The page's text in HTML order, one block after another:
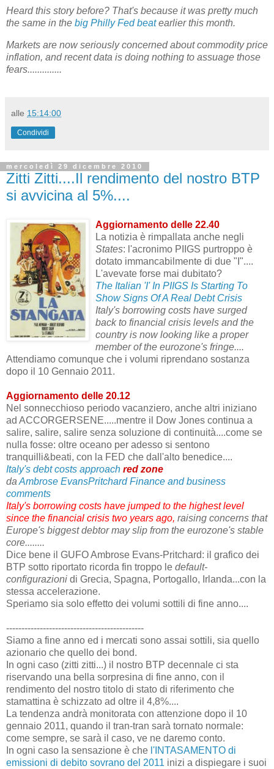
Heard this story before? That's because it was pretty much
the same in the big Philly Fed beatearlier this month.
Markets are now seriously concerned about commodity price
inflation, and recent data is doing nothing to assuage those
fears..............
alle 15:14:00
Condividi
mercoledì 29 dicembre 2010
Zitti Zitti....Il rendimento del nostro BTP
si avvicina al 5%....
Aggiornamento delle 22.40
La notizia è rimpallata anche negli
States: l'acronimo PIIGS purtroppo è
dotato immancabilmente di due "I"....
L'avevate forse mai dubitato?
The Italian 'I' In PIIGS Is Starting To
Show Signs Of A Real Debt Crisis
Italy's borrowing costs have surged
back to financial crisis levels and the
country is now looking like a proper
member of the eurozone's fringe....
Attendiamo comunque che i volumi riprendano sostanza
dopo il 10 Gennaio 2011.
Aggiornamento delle 20.12
Nel sonnecchioso periodo vacanziero, anche altri iniziano
ad ACCORGERSENE.....mentre il Dow Jones continua a
salire, salire, salire senza soluzione di continuità....come se
nulla fosse: oltre oceano per adesso si sentono
tranquilli&beati, con la FED che dall'alto benedice....
Italy's debt costs approach red zone
da Ambrose EvansPritchard Finance and business
comments
Italy's borrowing costs have jumped to the highest level
since the financial crisis two years ago, raising concerns that
Europe's biggest debtor may slip from the eurozone's stable
core........
Dice bene il GUFO Ambrose Evans-Pritchard: il grafico dei
BTP sotto riportato ricorda fin troppo le default-
configurazioni di Grecia, Spagna, Portogallo, Irlanda...con la
stessa accelerazione.
Speriamo sia solo effetto dei volumi sottili di fine anno....
---------------------------------------------
Siamo a fine anno ed i mercati sono assai sottili, sia quello
azionario che quello dei bond.
In ogni caso (zitti zitti...) il nostro BTP decennale ci sta
riservando una bella sorpresina di fine anno, con il
rendimento del nostro titolo di stato di riferimento che
stamattina è schizzato ad oltre il 4,8%....
La tendenza andrà monitorata con attenzione dopo il 10
gennaio 2011, quando il tran-tran sarà tornato normale:
come sempre, se sarà il caso, ve ne daremo conto.
In ogni caso la sensazione è che l'INTASAMENTO di
emissioni di debito sovrano del 2011 inizi a dispiegare i suoi